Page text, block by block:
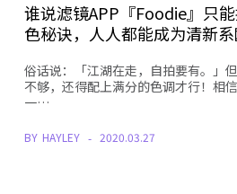
谁说滤镜APP『Foodie』只
色秘诀，人人都能成为清新系
俗话说：「江湖在走，自拍要有。」
不够，还得配上满分的色调才行！相
一…
BY HAYLEY 2020.03.27